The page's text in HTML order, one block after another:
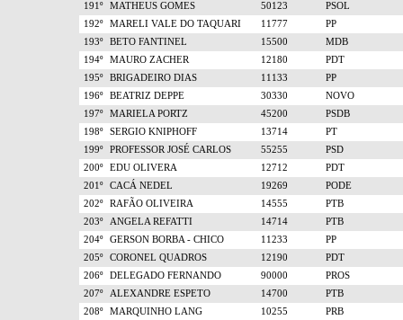
191º
MATHEUS GOMES 50123
PSOL
192º
MARELI VALE DO TAQUARI 11777
PP
193º
BETO FANTINEL 15500
MDB
194º
MAURO ZACHER 12180
PDT
195º
BRIGADEIRO DIAS 11133
PP
196º
BEATRIZ DEPPE 30330
NOVO
197º
MARIELA PORTZ 45200
PSDB
198º
SERGIO KNIPHOFF 13714
PT
199º
PROFESSOR JOSÉ CARLOS 55255
PSD
200º
EDU OLIVERA 12712
PDT
201º
CACÁ NEDEL 19269
PODE
202º
RAFÃO OLIVEIRA 14555
PTB
203º
ANGELA REFATTI 14714
PTB
204º
GERSON BORBA - CHICO 11233
PP
205º
CORONEL QUADROS 12190
PDT
206º
DELEGADO FERNANDO 90000
PROS
207º
ALEXANDRE ESPETO 14700
PTB
208º
MARQUINHO LANG 10255
PRB